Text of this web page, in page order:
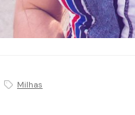
Milhas